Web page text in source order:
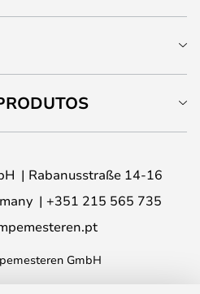
Rabanusstraße 14-16
+351 215 565 735
GmbH